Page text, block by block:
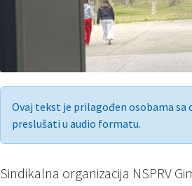
Ovaj tekst je prilagođen osobama
preslušati u audio formatu.
Sindikalna organizacija NSPRV